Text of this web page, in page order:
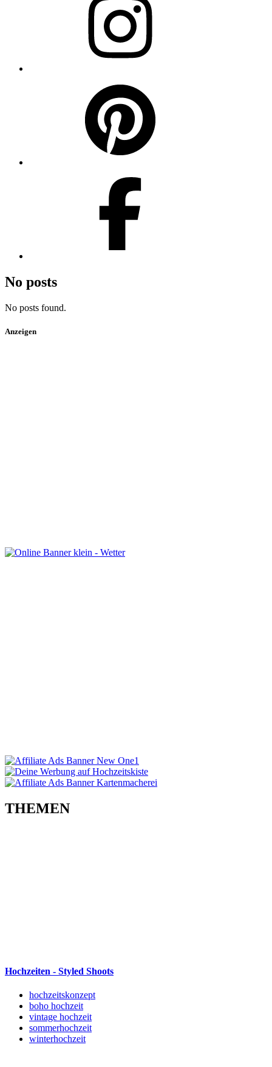
No posts
No posts found.
Anzeigen
THEMEN
Hochzeiten - Styled Shoots
hochzeitskonzept
boho hochzeit
vintage hochzeit
sommerhochzeit
winterhochzeit